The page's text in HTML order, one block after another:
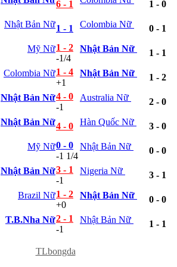
Slovenia
Séc
Síp
Thổ Nhĩ Kỳ
Thụy Sỹ
Thụy Điển
Ukraina
Wales
Áo
Đan Mạch
Đảo Faroe
Australia
Hàn Quốc
Trung Quốc
Arập Xêút
Bahrain
Campuchia
Hồng Kông
Indonesia
Iran
Iraq
Jordan
Kuwait
6 - 1 1 - 0
Nhật Bản Nữ1 - 1 Colombia Nữ 0 - 1
Mỹ Nữ1 - 2
-1/4
Nhật Bản Nữ 1 - 1
Colombia Nữ1 - 4
+1
Nhật Bản Nữ 1 - 2
Nhật Bản Nữ4 - 0
-1
Australia Nữ 2 - 0
Nhật Bản Nữ4 - 0 Hàn Quốc Nữ 3 - 0
Mỹ Nữ0 - 0
-1 1/4
Nhật Bản Nữ 0 - 0
Nhật Bản Nữ3 - 1
-1
Nigeria Nữ 3 - 1
Brazil Nữ1 - 2
+0
Nhật Bản Nữ 0 - 0
T.B.Nha Nữ2 - 1
-1
Nhật Bản Nữ 1 - 1
TLbongda